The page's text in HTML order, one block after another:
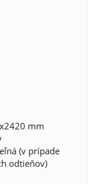
mm
(v prípade
odtieňov)